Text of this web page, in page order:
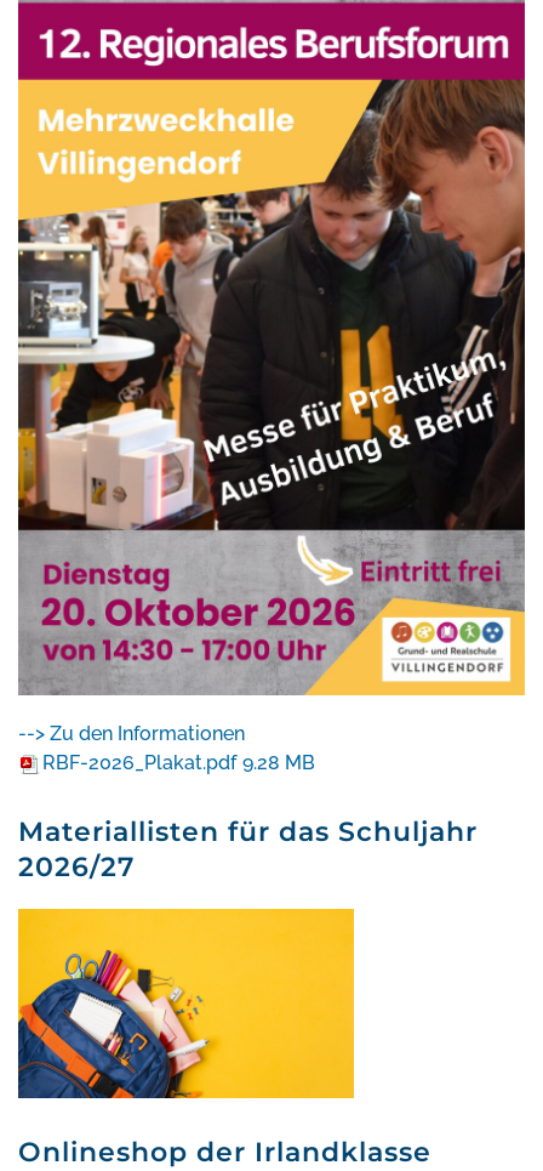
--> Zu den Informationen
RBF-2026_Plakat.pdf 9.28 MB
Materiallisten für das Schuljahr
2026/27
Onlineshop der Irlandklasse